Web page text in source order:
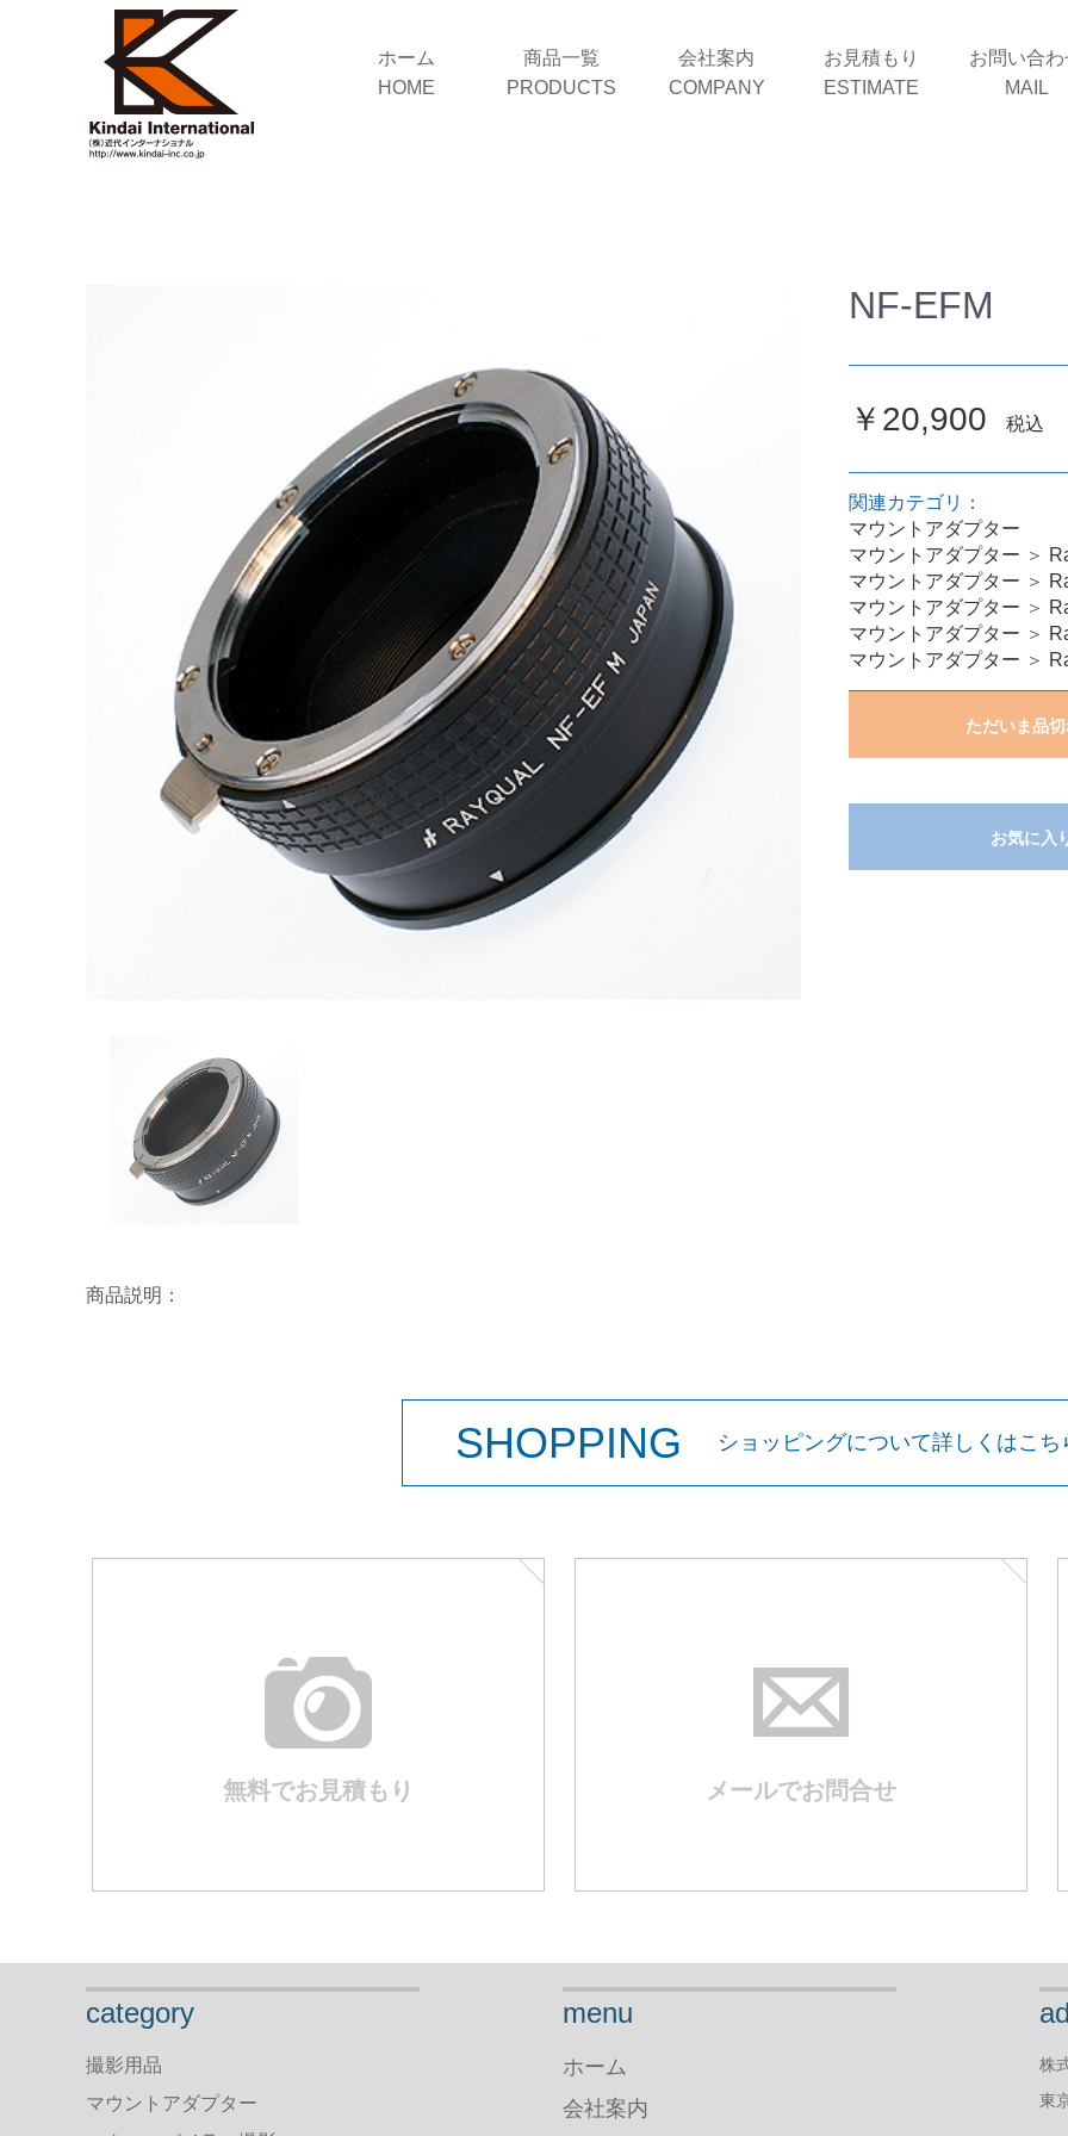
ホーム
HOME
商品一覧
PRODUCTS
会社案内
COMPANY
お見積もり
ESTIMATE
お問い合わ
MAIL
NF-EFM
￥20,900 税込
関連カテゴリ：
マウントアダプター
マウントアダプター ＞
マウントアダプター ＞
マウントアダプター ＞
マウントアダプター ＞
マウントアダプター ＞
ただいま品
お気に入
商品説明：
SHOPPING ショッピングについて詳しくはこ
無料でお見積もり メールでお問合せ
category
撮影用品
マウントアダプター
menu
ホーム
会社案内
株
東